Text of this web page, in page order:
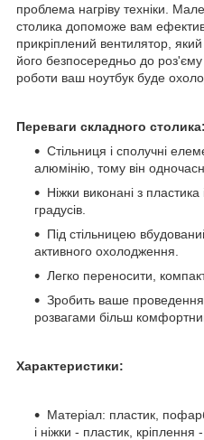
проблема нагріву техніки.
столика допоможе вам
прикріплений вентилятор,
його безпосередньо до роз'єму
роботи ваш ноутбук буде
Переваги складного столика:
Стільниця і сполучні
алюмінію, тому він
Ніжки виконані з
градусів.
Під стільницею
активного охолодження.
Легко переносити,
Зробить ваше
розвагами більш
Характеристики:
Матеріал: пластик,
і ніжки - пластик, кріплення